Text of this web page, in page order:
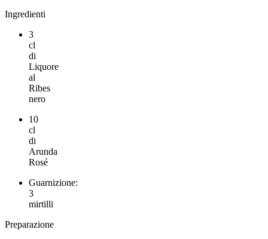
Ingredienti
3
cl
di
Liquore
al
Ribes
nero
10
cl
di
Arunda
Rosé
Guarnizione:
3
mirtilli
Preparazione